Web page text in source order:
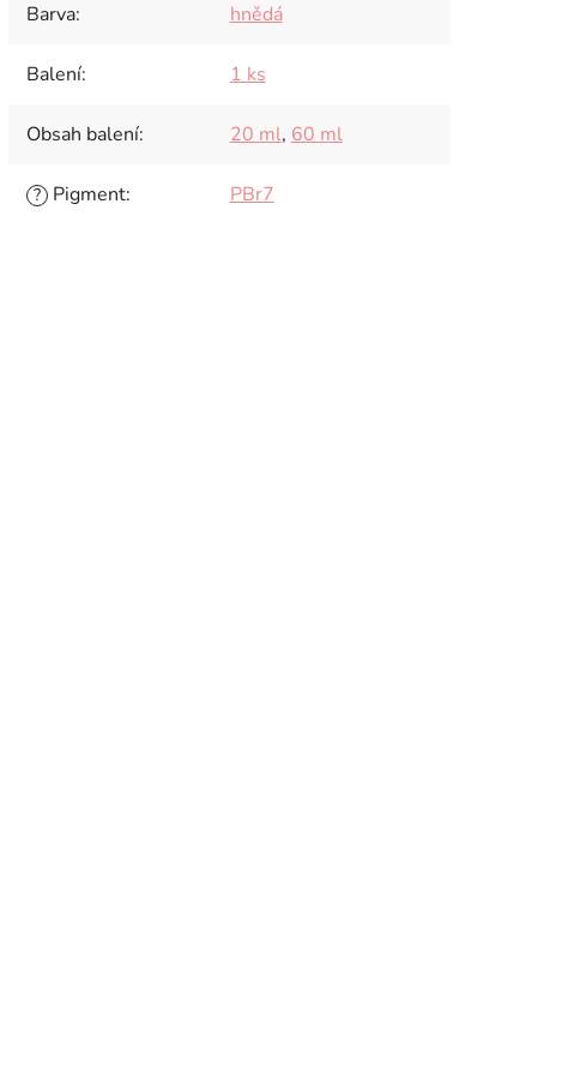
Barva: hnědá
Balení: 1 ks
Obsah balení: 20 ml, 60 ml
? Pigment: PBr7